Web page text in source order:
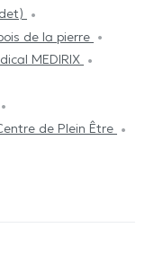
de la pierre
MEDIRIX
de Plein Être